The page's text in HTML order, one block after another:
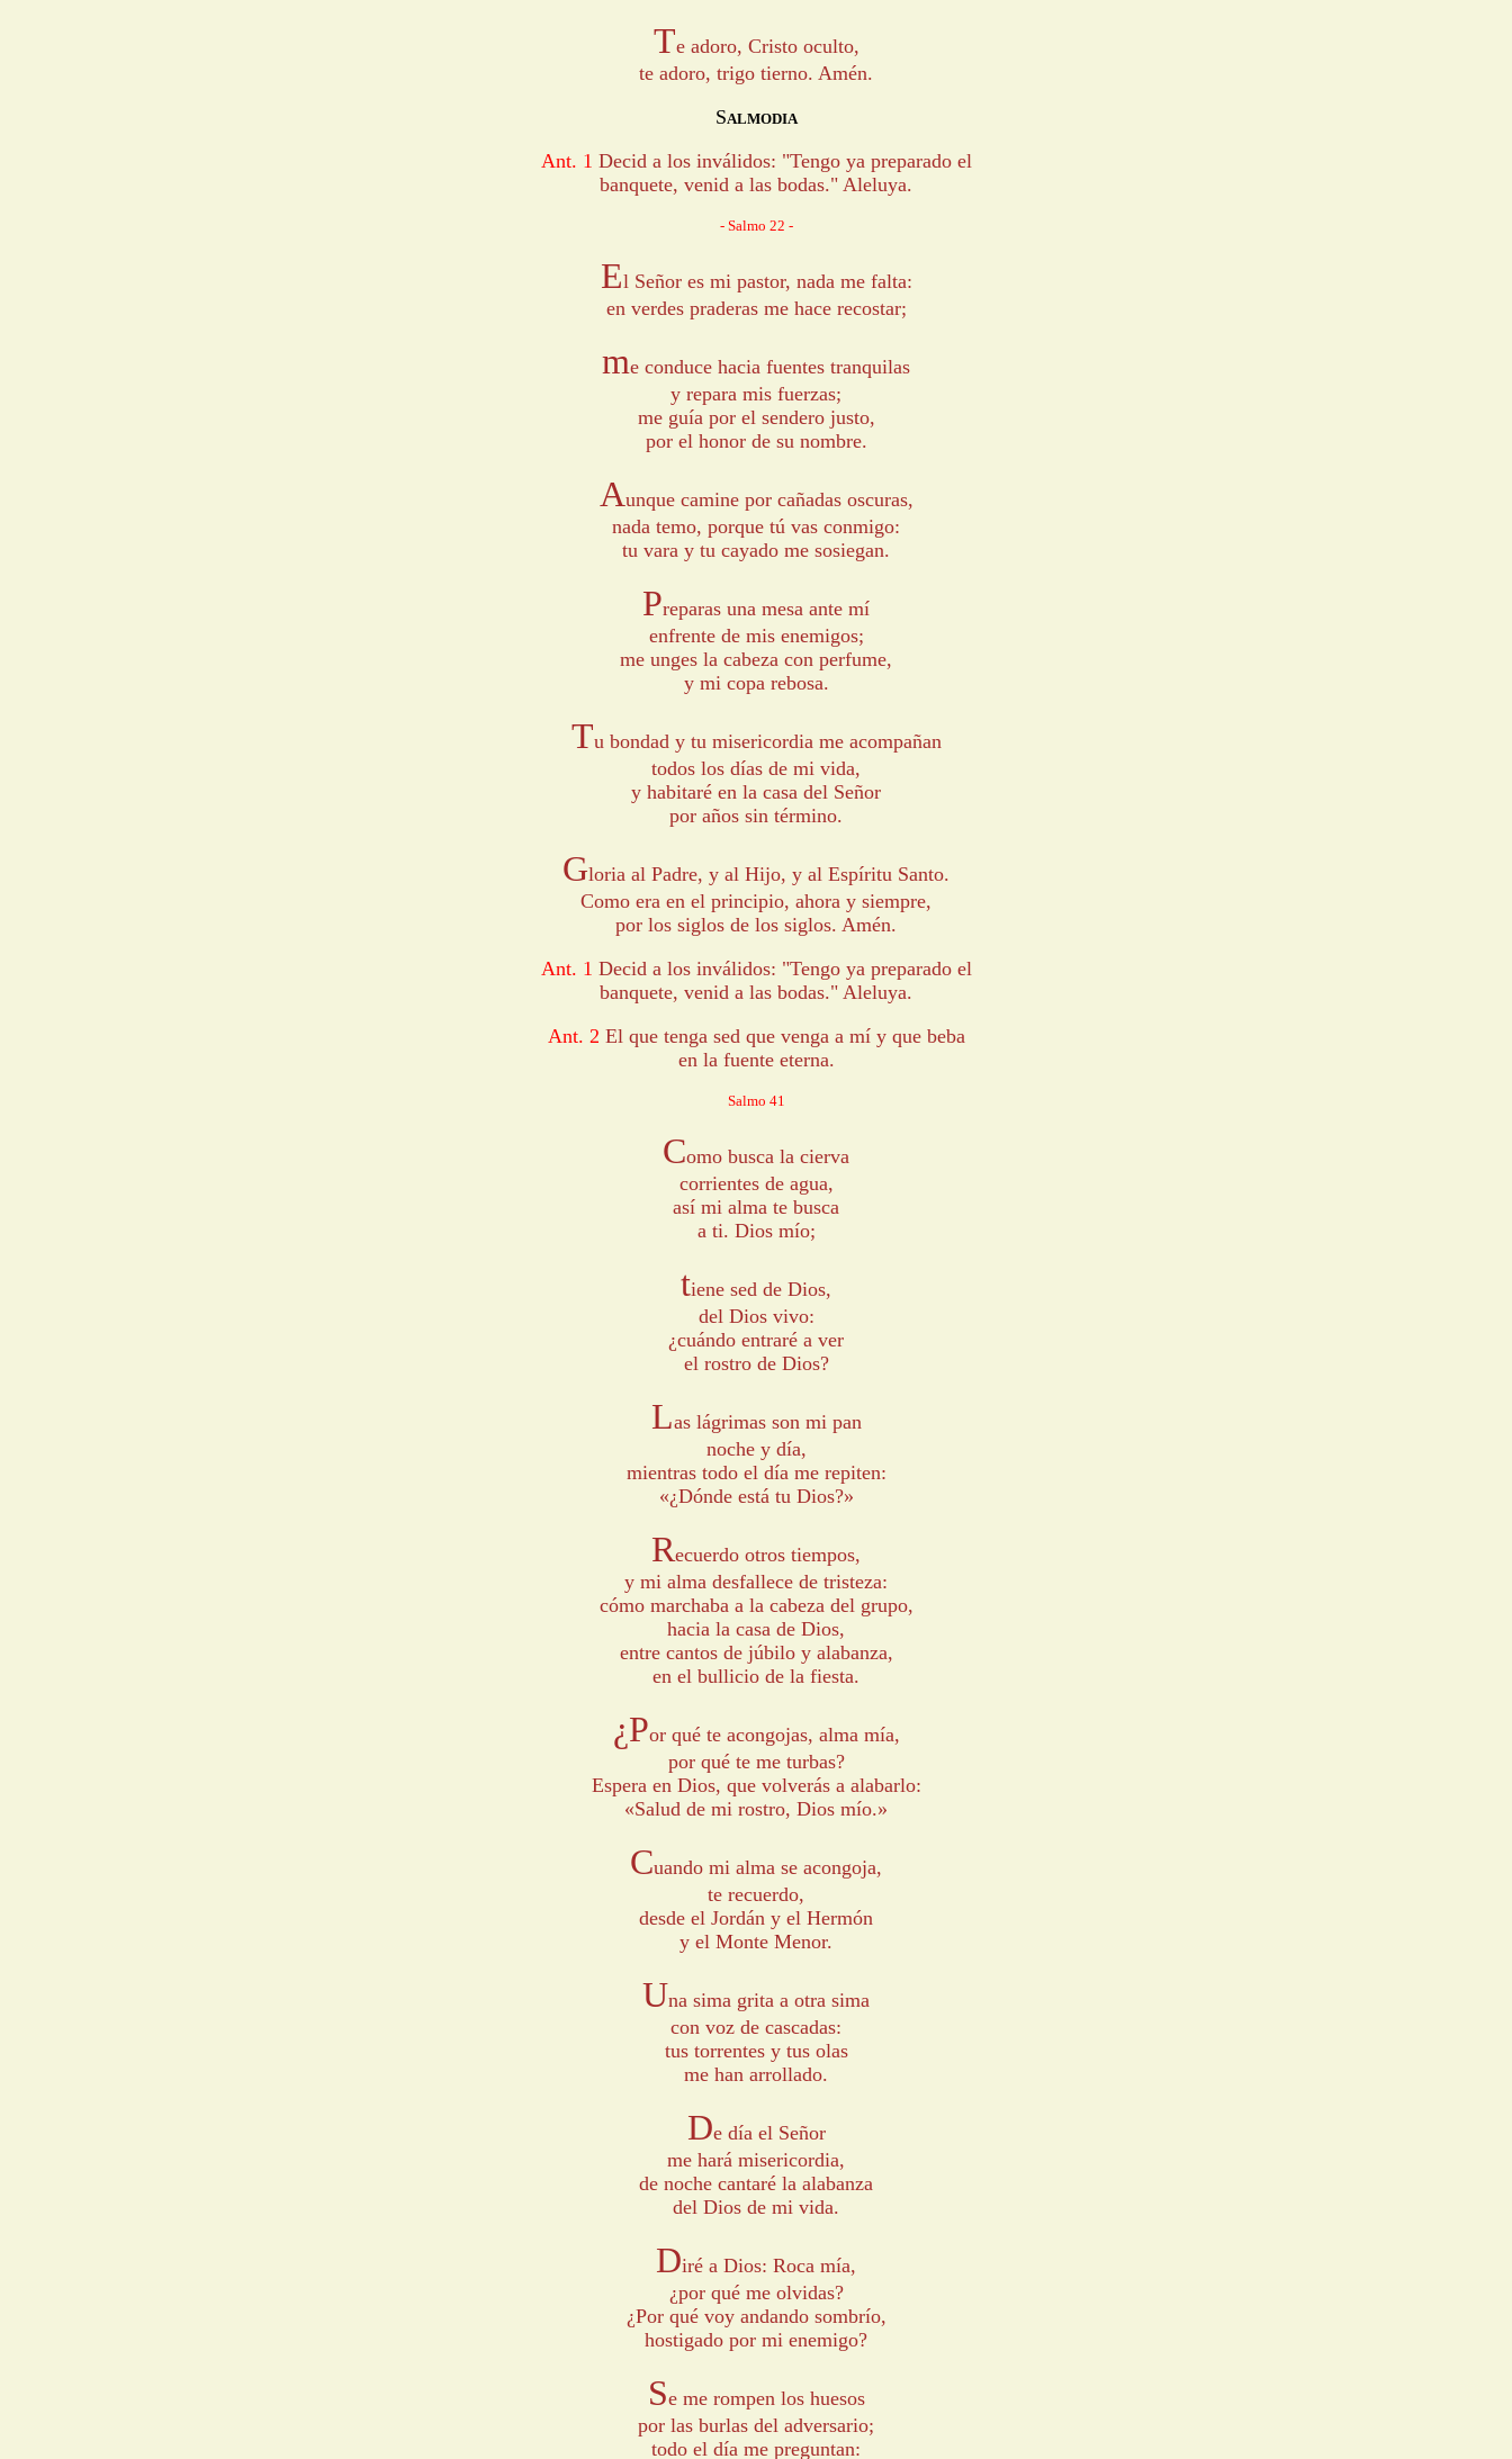
Te adoro, Cristo oculto,
te adoro, trigo tierno. Amén.
SALMODIA
Ant. 1 Decid a los inválidos: "Tengo ya preparado el
banquete, venid a las bodas." Aleluya.
- Salmo 22 -
El Señor es mi pastor, nada me falta:
en verdes praderas me hace recostar;
me conduce hacia fuentes tranquilas
y repara mis fuerzas;
me guía por el sendero justo,
por el honor de su nombre.
Aunque camine por cañadas oscuras,
nada temo, porque tú vas conmigo:
tu vara y tu cayado me sosiegan.
Preparas una mesa ante mí
enfrente de mis enemigos;
me unges la cabeza con perfume,
y mi copa rebosa.
Tu bondad y tu misericordia me acompañan
todos los días de mi vida,
y habitaré en la casa del Señor
por años sin término.
Gloria al Padre, y al Hijo, y al Espíritu Santo.
Como era en el principio, ahora y siempre,
por los siglos de los siglos. Amén.
Ant. 1 Decid a los inválidos: "Tengo ya preparado el
banquete, venid a las bodas." Aleluya.
Ant. 2 El que tenga sed que venga a mí y que beba
en la fuente eterna.
Salmo 41
Como busca la cierva
corrientes de agua,
así mi alma te busca
a ti. Dios mío;
tiene sed de Dios,
del Dios vivo:
¿cuándo entraré a ver
el rostro de Dios?
Las lágrimas son mi pan
noche y día,
mientras todo el día me repiten:
«¿Dónde está tu Dios?»
Recuerdo otros tiempos,
y mi alma desfallece de tristeza:
cómo marchaba a la cabeza del grupo,
hacia la casa de Dios,
entre cantos de júbilo y alabanza,
en el bullicio de la fiesta.
¿Por qué te acongojas, alma mía,
por qué te me turbas?
Espera en Dios, que volverás a alabarlo:
«Salud de mi rostro, Dios mío.»
Cuando mi alma se acongoja,
te recuerdo,
desde el Jordán y el Hermón
y el Monte Menor.
Una sima grita a otra sima
con voz de cascadas:
tus torrentes y tus olas
me han arrollado.
De día el Señor
me hará misericordia,
de noche cantaré la alabanza
del Dios de mi vida.
Diré a Dios: Roca mía,
¿por qué me olvidas?
¿Por qué voy andando sombrío,
hostigado por mi enemigo?
Se me rompen los huesos
por las burlas del adversario;
todo el día me preguntan: